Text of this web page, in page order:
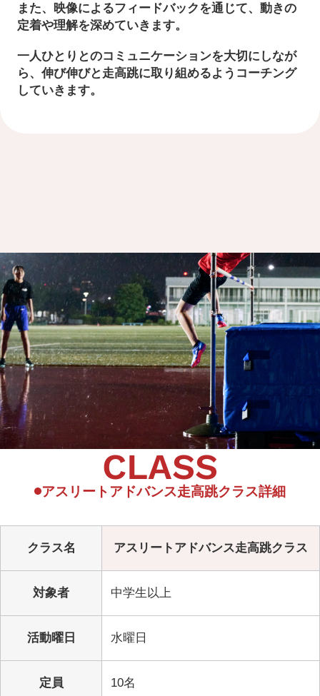
また、映像によるフィードバックを通じて、動きの
定着や理解を深めていきます。
一人ひとりとのコミュニケーションを大切にしなが
ら、伸び伸びと走高跳に取り組めるようコーチング
していきます。
CLASS
アスリートアドバンス走高跳クラス詳細
クラス名 アスリートアドバンス走高跳クラス
対象者 中学生以上
活動曜日 水曜日
定員 10名